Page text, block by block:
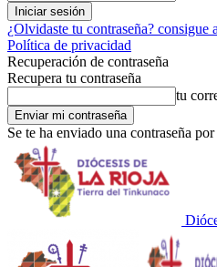
¿Olvidaste tu contraseña? consigue
Política de privacidad
Recuperación de contraseña
Recupera tu contraseña
tu
Se te ha enviado una contraseña